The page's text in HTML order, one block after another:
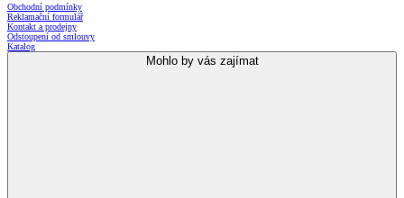
Obchodní podmínky
Reklamační formulář
Kontakt a prodejny
Odstoupení od smlouvy
Katalog
Mohlo by vás zajímat